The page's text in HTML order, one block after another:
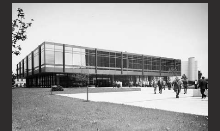
Bankverbindung: Basler Kantonalbank |
Logo und graphische Elemente: Wyniger
Design, www.wyniger.de
Fotos auf der...